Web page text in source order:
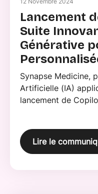
Lancement
Suite
Générative
Synapse Medicine,
Artificielle (IA)
lancement de
Lire le